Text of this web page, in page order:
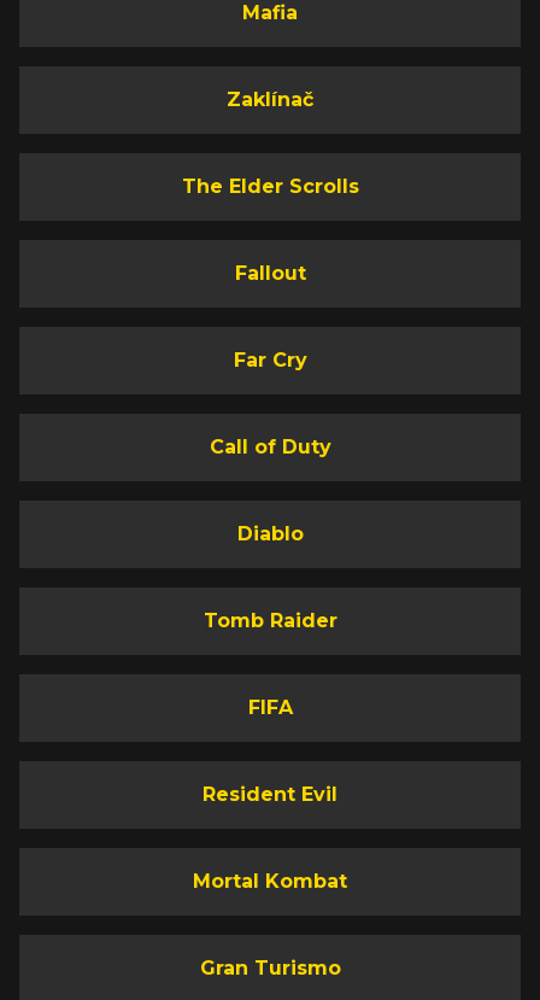
Mafia
Zaklínač
The Elder Scrolls
Fallout
Far Cry
Call of Duty
Diablo
Tomb Raider
FIFA
Resident Evil
Mortal Kombat
Gran Turismo